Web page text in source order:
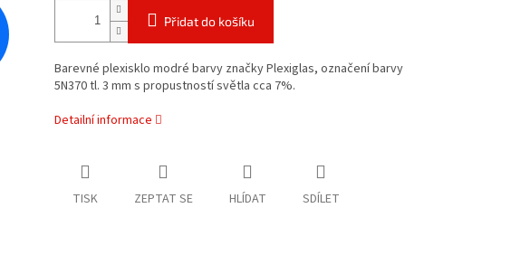
Přidat do košíku
Barevné plexisklo modré barvy značky Plexiglas, označení barvy
5N370 tl. 3 mm s propustností světla cca 7%.
Detailní informace
TISK ZEPTAT SE HLÍDAT SDÍLET